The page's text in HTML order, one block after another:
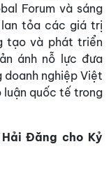
Forum và sáng
lan tỏa các giá trị
tạo và phát triển
ánh nỗ lực đưa
nghiệp Việt
luận quốc tế trong
Đăng cho Kỷ